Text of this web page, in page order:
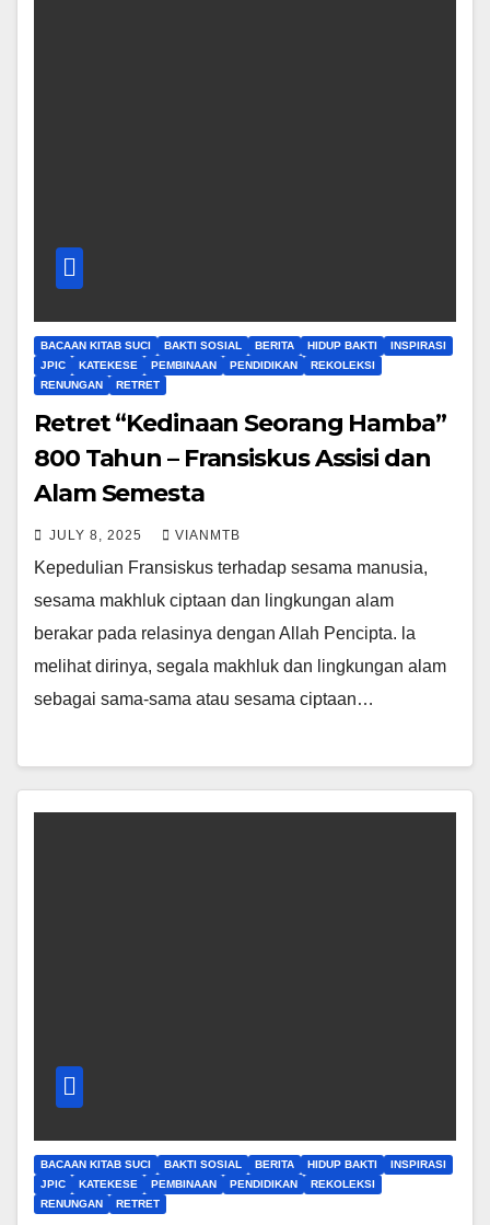
BACAAN KITAB SUCI BAKTI SOSIAL BERITA HIDUP BAKTI
INSPIRASI
JPIC
KATEKESE PEMBINAAN PENDIDIKAN
REKOLEKSI
RENUNGAN
RETRET
Retret “Kedinaan Seorang Hamba”
800 Tahun – Fransiskus Assisi dan
Alam Semesta
JULY 8, 2025 VIANMTB
Kepedulian Fransiskus terhadap sesama manusia,
sesama makhluk ciptaan dan lingkungan alam
berakar pada relasinya dengan Allah Pencipta. la
melihat dirinya, segala makhluk dan lingkungan alam
sebagai sama-sama atau sesama ciptaan…
BACAAN KITAB SUCI BAKTI SOSIAL BERITA HIDUP BAKTI
INSPIRASI
JPIC
KATEKESE PEMBINAAN PENDIDIKAN
REKOLEKSI
RENUNGAN
RETRET